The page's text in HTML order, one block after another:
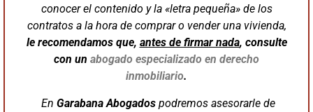
conocer el contenido y la «letra pequeña» de los
contratos a la hora de comprar o vender una vivienda,
le recomendamos que, antes de firmar nada, consulte
con un abogado especializado en derecho
inmobiliario.
En Garabana Abogadospodremos asesorarle de